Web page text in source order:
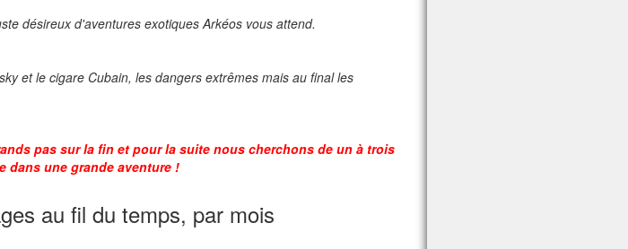
désireux d'aventures exotiques Arkéos vous attend.
et le cigare Cubain, les dangers extrêmes mais au final les
pas sur la fin et pour la suite nous cherchons de un à trois
dans une grande aventure !
au fil du temps, par mois